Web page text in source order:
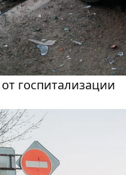
госпитализации